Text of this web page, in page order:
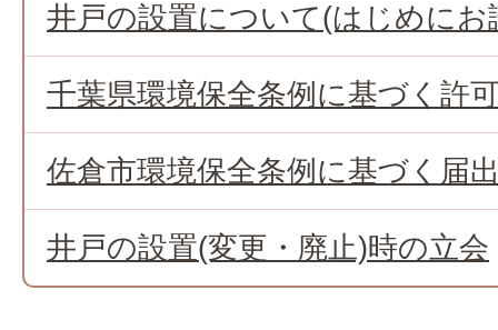
井戸の設置について(はじめに
千葉県環境保全条例に基づく許
佐倉市環境保全条例に基づく届
井戸の設置(変更・廃止)時の立会